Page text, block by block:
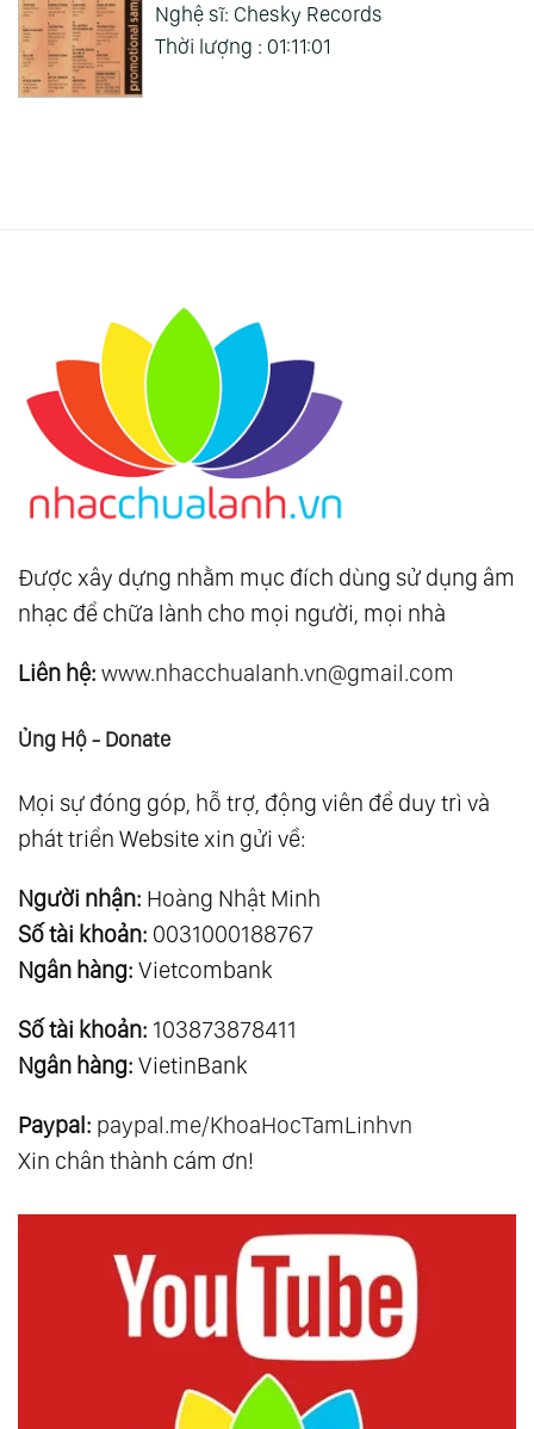
Nghệ sĩ: Chesky Records
Thời lượng : 01:11:01
Được xây dựng nhằm mục đích dùng sử dụng âm
nhạc để chữa lành cho mọi người, mọi nhà
Liên hệ: www.nhacchualanh.vn@gmail.com
Ủng Hộ - Donate
Mọi sự đóng góp, hỗ trợ, động viên để duy trì và
phát triển Website xin gửi về:
Người nhận: Hoàng Nhật Minh
Số tài khoản: 0031000188767
Ngân hàng: Vietcombank
Số tài khoản: 103873878411
Ngân hàng: VietinBank
Paypal: paypal.me/KhoaHocTamLinhvn
Xin chân thành cám ơn!